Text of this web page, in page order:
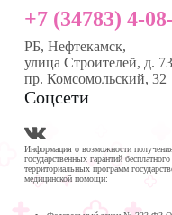
+7 (34783) 4-
РБ, Нефтекамск,
улица Строителей, д. 73
пр. Комсомольский, 32
Соцсети
Информация о возможности
государственных гарантий
территориальных программ
медицинской помощи: